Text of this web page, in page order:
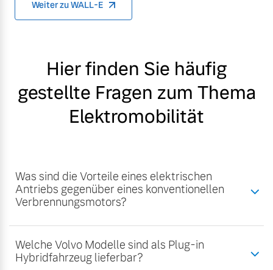
Weiter zu WALL-E
Hier finden Sie häufig
gestellte Fragen zum Thema
Elektromobilität
Was sind die Vorteile eines elektrischen
Antriebs gegenüber eines konventionellen
Verbrennungsmotors?
Welche Volvo Modelle sind als Plug-in
Hybridfahrzeug lieferbar?